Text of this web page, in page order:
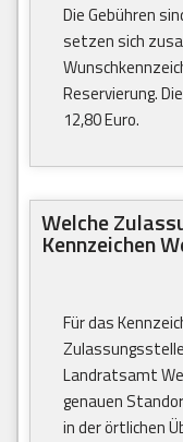
Die Gebühren
setzen sich
Reservierung.
12,80 Euro.
Welche
Kennzeichen
Für das
Landratsamt
genauen
in der örtlichen